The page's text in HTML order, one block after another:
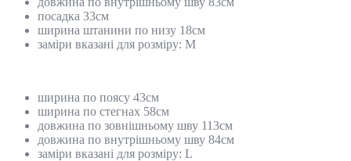
посадка 33см
ширина штанини по низу 18см
заміри вказані для розміру: М
ширина по поясу 43см
ширина по стегнах 58см
довжина по зовнішньому шву 113см
довжина по внутрішньому шву 84см
заміри вказані для розміру: L